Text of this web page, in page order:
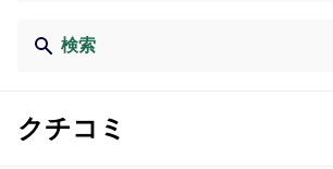
検索
クチコミ